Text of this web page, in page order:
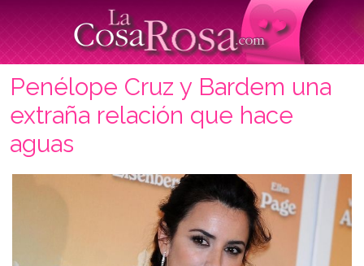
Penélope Cruz y Bardem una
extraña relación que hace
aguas